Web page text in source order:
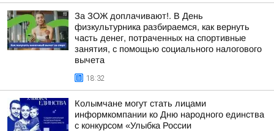
За ЗОЖ доплачивают!. В День
физкультурника разбираемся, как вернуть
часть денег, потраченных на спортивные
занятия, с помощью социального налогового
вычета
18:32
Колымчане могут стать лицами
информкомпании ко Дню народного единства
с конкурсом «Улыбка России